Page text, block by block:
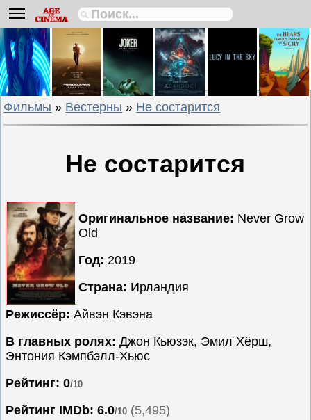
Биографии
Боевики
Вестерны
Военные
Детективы
Драмы
Мелодрамы
Мультфильмы
Мюзиклы
Приключения
Русские
фильмы
Сериалы
Ужасы
Фильмы » Вестерны » Не состарится
Не состарится
Оригинальное название: Never Grow
Old
Год: 2019
Страна: Ирландия
Режиссёр: Айвэн Кэвэна
В главных ролях: Джон Кьюзэк, Эмил Хёрш,
Энтония Кэмпбэлл-Хьюс
Рейтинг: 0/10
Рейтинг IMDb: 6.0/10 (5,495)